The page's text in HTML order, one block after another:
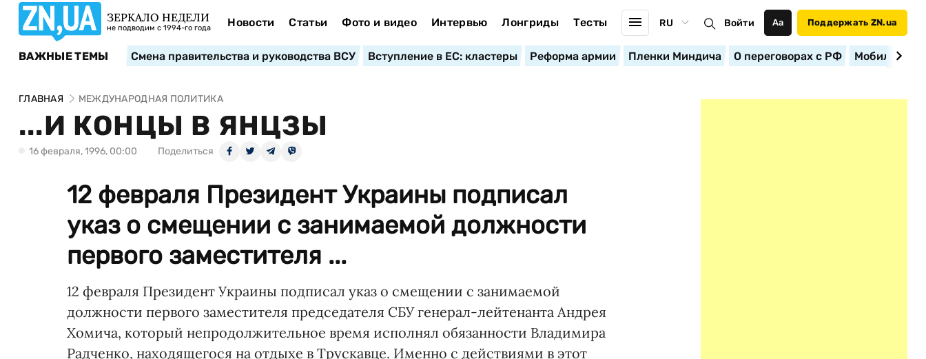
ЗЕРКАЛО НЕДЕЛИ
не подводим с 1994-го года Новости Статьи Фото и видео Интервью Лонгриды Тесты RU Войти Аа Поддержать ZN.ua
ВАЖНЫЕ ТЕМЫ Смена правительства и руководства ВСУ Вступление в ЕС: кластеры Реформа армии Пленки Миндича О переговорах с РФ
ГЛАВНАЯ МЕЖДУНАРОДНАЯ ПОЛИТИКА
...И КОНЦЫ В ЯНЦЗЫ
16 февраля, 1996, 00:00 Поделиться
12 февраля Президент Украины подписал
указ о смещении с занимаемой должности
первого заместителя ...
12 февраля Президент Украины подписал указ о смещении с занимаемой
должности первого заместителя председателя СБУ генерал-лейтенанта Андрея
Хомича, который непродолжительное время исполнял обязанности Владимира
Радченко, находящегося на отдыхе в Трускавце. Именно с действиями в этот